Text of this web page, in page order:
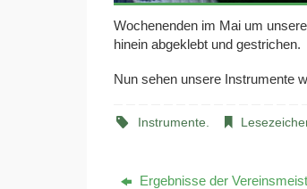
Wochenenden im Mai um
hinein abgeklebt und gestrichen.
Nun sehen unsere Instrumente
Instrumente
Ergebnisse der